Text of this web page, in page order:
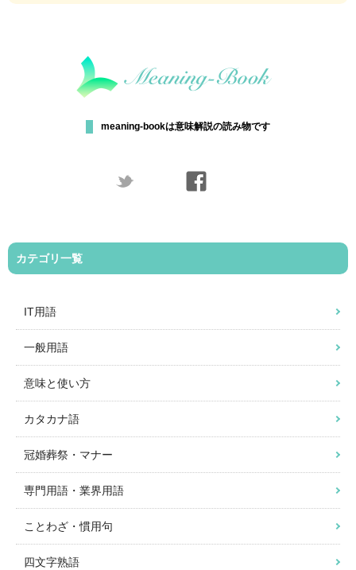
meaning-bookは意味解説の読み物です
カテゴリ一覧
IT用語
一般用語
意味と使い方
カタカナ語
冠婚葬祭・マナー
専門用語・業界用語
ことわざ・慣用句
四文字熟語